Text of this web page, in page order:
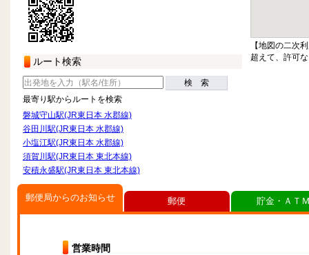
ルート検索
検 索
最寄り駅からルートを検索
磐城守山駅(JR東日本 水郡線)
谷田川駅(JR東日本 水郡線)
小塩江駅(JR東日本 水郡線)
須賀川駅(JR東日本 東北本線)
安積永盛駅(JR東日本 東北本線)
【地図の二次
超えて、許可
郵便局からのお知らせ
営業時間
郵便 貯金・ＡＴ